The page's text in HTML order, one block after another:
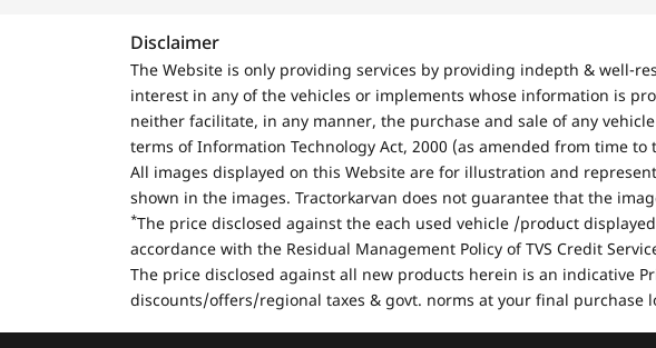
Disclaimer
The Website is only providing services by providing indepth & well-
interest in any of the vehicles or implements whose information is
neither facilitate, in any manner, the purchase and sale of any
terms of Information Technology Act, 2000 (as amended from time to
All images displayed on this Website are for illustration and
shown in the images. Tractorkarvan does not guarantee that the
*The price disclosed against the each used vehicle /product
accordance with the Residual Management Policy of TVS Credit
The price disclosed against all new products herein is an indicative
discounts/offers/regional taxes & govt. norms at your final